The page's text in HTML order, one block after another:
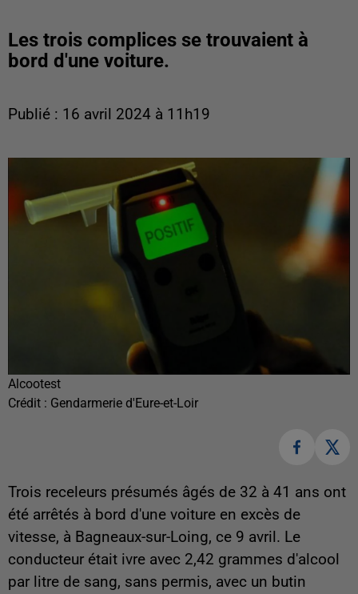
Les trois complices se trouvaient à
bord d'une voiture.
Publié : 16 avril 2024 à 11h19
Alcootest
Crédit : Gendarmerie d'Eure-et-Loir
Trois receleurs présumés âgés de 32 à 41 ans ont
été arrêtés à bord d'une voiture en excès de
vitesse, à Bagneaux-sur-Loing, ce 9 avril. Le
conducteur était ivre avec 2,42 grammes d'alcool
par litre de sang, sans permis, avec un butin